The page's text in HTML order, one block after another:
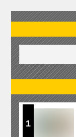
1